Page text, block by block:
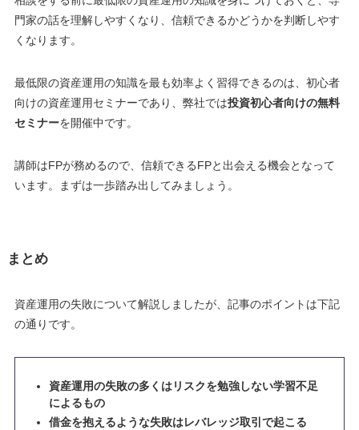
門家の話を理解しやすくなり、信頼できるかどうかを判断しやす
くなります。
最低限の資産運用の知識を最も効率よく習得できるのは、初心者
向けの資産運用セミナーであり、弊社では投資初心者向けの無料
セミナーを開催中です。
講師はFPが務めるので、信頼できるFPと出会える機会となって
います。まずは一歩踏み出してみましょう。
まとめ
資産運用の失敗について解説しましたが、記事のポイントは下記
の通りです。
資産運用の失敗の多くはリスクを勉強しない学習不足
によるもの
借金を抱えるような失敗はレバレッジ取引で起こる